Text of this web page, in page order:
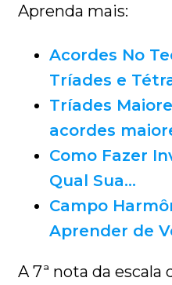
Aprenda mais:
Acordes No
Tríades e
Tríades
acordes
Como Fazer
Qual Sua…
Campo
Aprender de
A 7ª nota da escala